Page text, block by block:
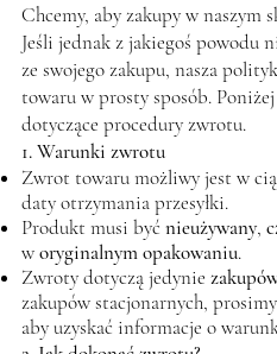
Chcemy, aby zakupy w naszym
Jeśli jednak z jakiegoś powodu
ze swojego zakupu, nasza
towaru w prosty sposób. Poniżej
dotyczące procedury zwrotu.
1. Warunki zwrotu
Zwrot towaru możliwy jest w
daty otrzymania przesyłki.
Produkt musi być nieużywany,
woryginalnym opakowaniu.
Zwroty dotyczą jedynie
zakupów stacjonarnych,
aby uzyskać informacje o